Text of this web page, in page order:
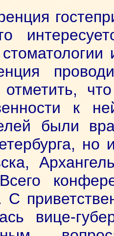
отметить,
к
были
но
С
вице-